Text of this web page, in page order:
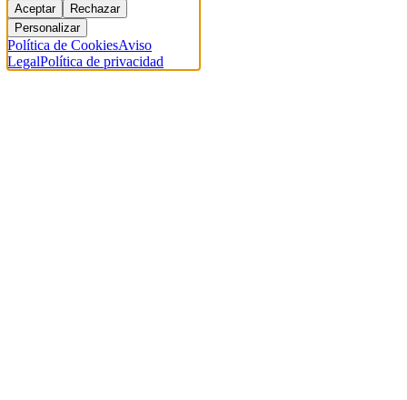
Aceptar
Rechazar
Personalizar
Política de CookiesAviso
LegalPolítica de privacidad